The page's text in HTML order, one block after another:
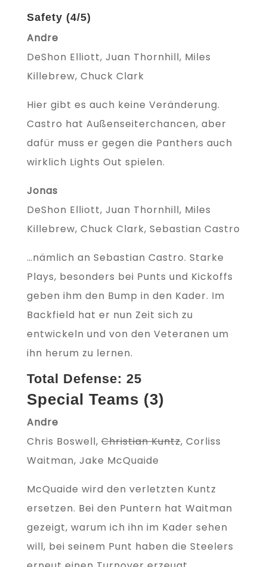
Safety (4/5)
Andre
DeShon Elliott, Juan Thornhill, Miles
Killebrew, Chuck Clark
Hier gibt es auch keine Veränderung.
Castro hat Außenseiterchancen, aber
dafür muss er gegen die Panthers auch
wirklich Lights Out spielen.
Jonas
DeShon Elliott, Juan Thornhill, Miles
Killebrew, Chuck Clark, Sebastian Castro
…nämlich an Sebastian Castro. Starke
Plays, besonders bei Punts und Kickoffs
geben ihm den Bump in den Kader. Im
Backfield hat er nun Zeit sich zu
entwickeln und von den Veteranen um
ihn herum zu lernen.
Total Defense: 25
Special Teams (3)
Andre
Chris Boswell,Christian Kuntz, Corliss
Waitman, Jake McQuaide
McQuaide wird den verletzten Kuntz
ersetzen. Bei den Puntern hat Waitman
gezeigt, warum ich ihn im Kader sehen
will, bei seinem Punt haben die Steelers